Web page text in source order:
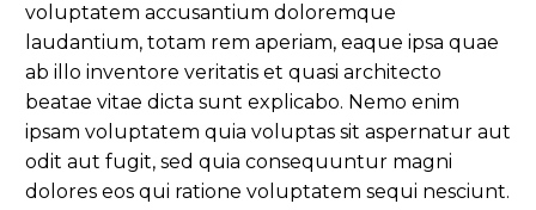
voluptatem accusantium doloremque
laudantium, totam rem aperiam, eaque ipsa quae
ab illo inventore veritatis et quasi architecto
beatae vitae dicta sunt explicabo. Nemo enim
ipsam voluptatem quia voluptas sit aspernatur aut
odit aut fugit, sed quia consequuntur magni
dolores eos qui ratione voluptatem sequi nesciunt.